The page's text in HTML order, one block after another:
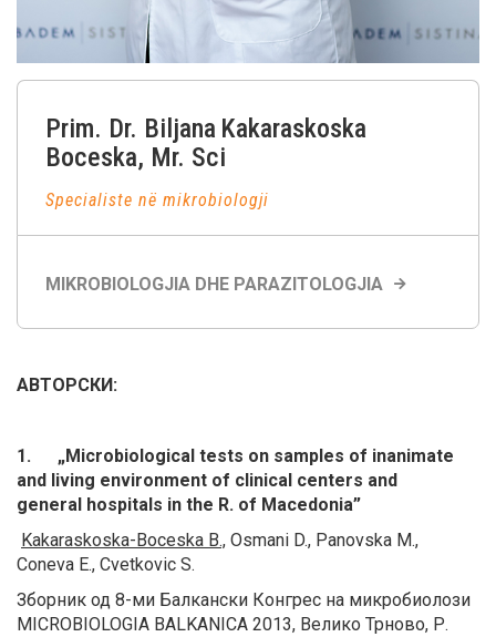
Prim. Dr. Biljana Kakaraskoska
Boceska, Mr. Sci
Specialiste në mikrobiologji
MIKROBIOLOGJIA DHE PARAZITOLOGJIA
АВТОРСКИ:
1. „Microbiological tests on samples of inanimate
and living environment of clinical centers and
general hospitals in the R. of Macedonia”
Kakaraskoska-Boceska B., Osmani D., Panovska M.,
Coneva E., Cvetkovic S.
Зборник од 8-ми Балкански Конгрес на микробиолози
MICROBIOLOGIA BALKANICA 2013, Велико Трново, Р.